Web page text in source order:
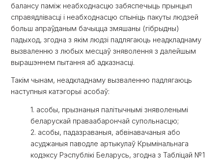
балансу паміж неабходнасцю забяспечыць прынцып
справядлівасці і неабходнасцю спыніць пакуты людзей
больш апраўданым бачыцца змяшаны (гібрыдны)
падыход, згодна з якім людзі падлягаюць неадкладнаму
вызваленню з любых месцаў зняволення з далейшым
вырашэннем пытання аб адказнасці.
Такім чынам, неадкладнаму вызваленню падлягаюць
наступныя катэгорыі асобаў:
1. асобы, прызнаныя палітычнымі зняволенымі
беларускай праваабарончай супольнасцю;
2. асобы, падазраваныя, абвінавачаныя або
асуджаныя паводле артыкулаў Крымінальнага
кодэксу Рэспублікі Беларусь, згодна з Табліцай №1